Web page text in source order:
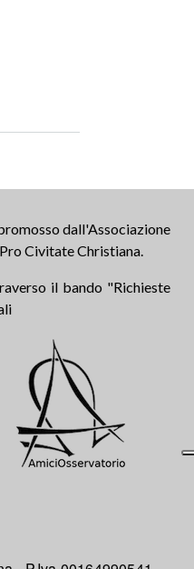
dall'Associazione
Civitate Christiana.
il bando "Richieste